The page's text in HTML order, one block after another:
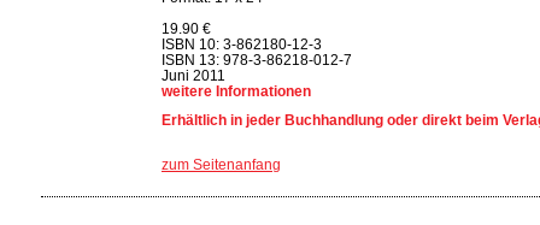
19.90 €
ISBN 10: 3-862180-12-3
ISBN 13: 978-3-86218-012-7
Juni 2011
weitere Informationen
Erhältlich in jeder Buchhandlung oder direkt beim
zum Seitenanfang